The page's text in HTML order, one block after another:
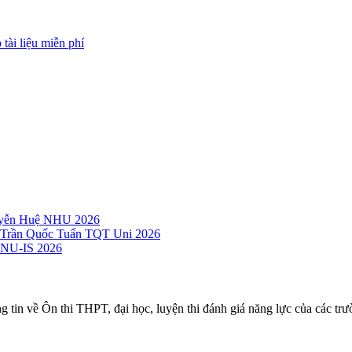
liệu miễn phí
Huệ NHU 2026
Quốc Tuấn TQT Uni 2026
IS 2026
tin về Ôn thi THPT, đại học, luyện thi đánh giá năng lực của các